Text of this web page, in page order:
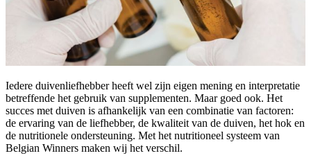
Iedere duivenliefhebber heeft wel zijn eigen mening en interpretatie
betreffende het gebruik van supplementen. Maar goed ook. Het
succes met duiven is afhankelijk van een combinatie van factoren:
de ervaring van de liefhebber, de kwaliteit van de duiven, het hok en
de nutritionele ondersteuning. Met het nutritioneel systeem van
Belgian Winners maken wij het verschil.